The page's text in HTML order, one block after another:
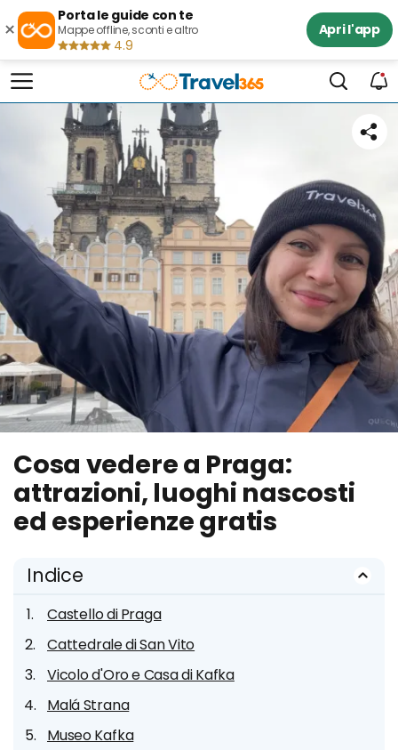
×
Porta le guide con te
Mappe offline, sconti e altro
4.9
Apri l'app
Cosa vedere a Praga:
attrazioni, luoghi nascosti
ed esperienze gratis
Indice
Castello di Praga
Cattedrale di San Vito
Vicolo d'Oro e Casa di Kafka
Malá Strana
Museo Kafka